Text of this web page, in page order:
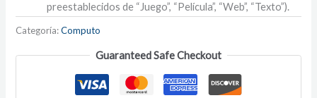
preestablecidos de “Juego”, “Película”, “Web”, “Texto”).
Categoría:Computo
Guaranteed Safe Checkout